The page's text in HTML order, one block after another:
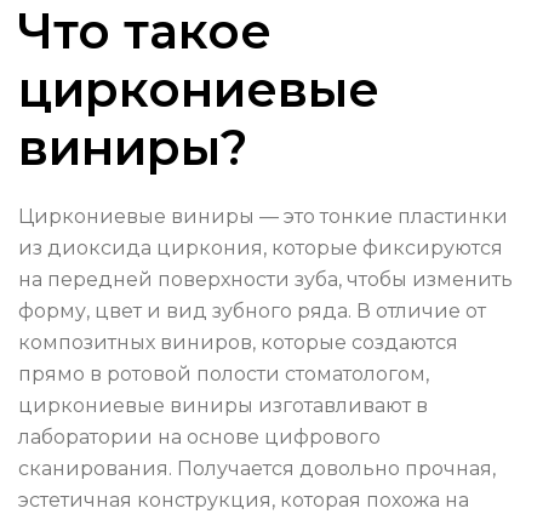
Что такое
циркониевые
виниры?
Циркониевые виниры — это тонкие пластинки
из диоксида циркония, которые фиксируются
на передней поверхности зуба, чтобы изменить
форму, цвет и вид зубного ряда. В отличие от
композитных виниров, которые создаются
прямо в ротовой полости стоматологом,
циркониевые виниры изготавливают в
лаборатории на основе цифрового
сканирования. Получается довольно прочная,
эстетичная конструкция, которая похожа на